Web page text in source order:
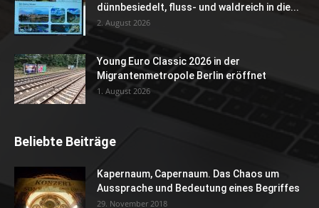
dünnbesiedelt, fluss- und waldreich in die...
2. August 2026
Young Euro Classic 2026 in der
Migrantenmetropole Berlin eröffnet
1. August 2026
Beliebte Beiträge
Kapernaum, Capernaum. Das Chaos um
Aussprache und Bedeutung eines Begriffes
29. November 2018